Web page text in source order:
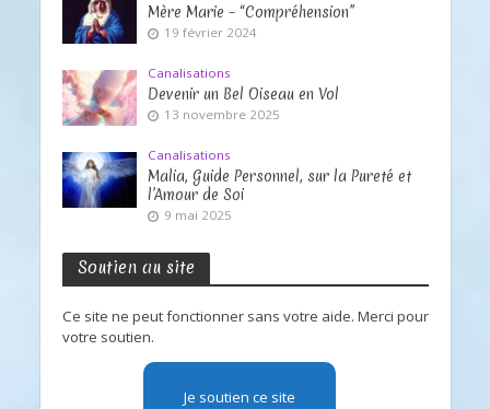
Mère Marie – “Compréhension”
19 février 2024
Canalisations
Devenir un Bel Oiseau en Vol
13 novembre 2025
Canalisations
Malia, Guide Personnel, sur la Pureté et
l’Amour de Soi
9 mai 2025
Soutien au site
Ce site ne peut fonctionner sans votre aide. Merci pour
votre soutien.
Je soutien ce site